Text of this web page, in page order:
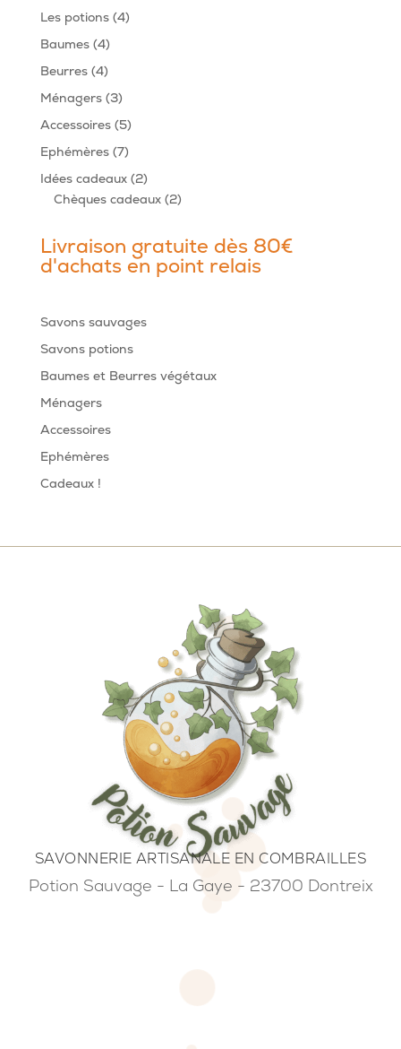
Les potions 44
Baumes 44
produits
Beurres 44
produits
Ménagers 33
produits
Accessoires 55
produits
Ephémères 77
produits
Idées cadeaux 22
produits
Chèques cadeaux 22
Livraison gratuite dès 80€
d'achats en point relais
Savons sauvages
Savons potions
Baumes et Beurres végétaux
Ménagers
Accessoires
Ephémères
Cadeaux !
SAVONNERIE ARTISANALE EN COMBRAILLES
Potion Sauvage - La Gaye - 23700 Dontreix